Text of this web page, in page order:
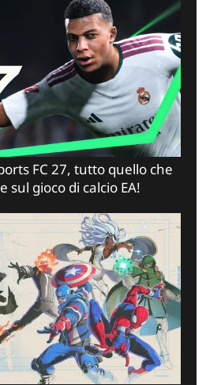
FC 27, tutto quello che
sul gioco di calcio EA!